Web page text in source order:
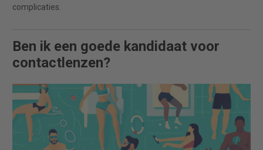
complicaties.
Ben ik een goede kandidaat voor
contactlenzen?